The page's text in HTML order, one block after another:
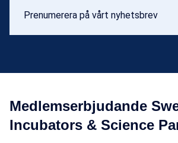
Prenumerera på vårt nyhetsbrev
Medlemserbjudande
Incubators & Science